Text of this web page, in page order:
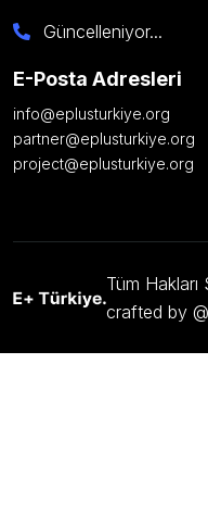
Güncelleniyor...
E-Posta Adresleri
info@eplusturkiye.org
partner@eplusturkiye.org
project@eplusturkiye.org
Tüm Hakları
crafted by